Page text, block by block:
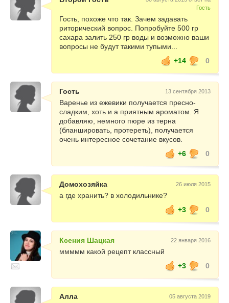
Гость
Гость, похоже что так. Зачем задавать
риторический вопрос. Попробуйте 500 гр
сахара залить 250 гр воды и возможно ваши
вопросы не будут такими тупыми...
+14
0
Гость 13 сентября 2013
Варенье из ежевики получается пресно-
сладким, хоть и а приятным ароматом. Я
добавляю, немного пюре из терна
(бланшировать, протереть), получается
очень интересное сочетание вкусов.
+6
0
Домохозяйка 26 июля 2015
а где хранить? в холодильнике?
+3
0
Ксения Шацкая 22 января 2016
ммммм какой рецепт классный
+3
0
Алла 05 августа 2019